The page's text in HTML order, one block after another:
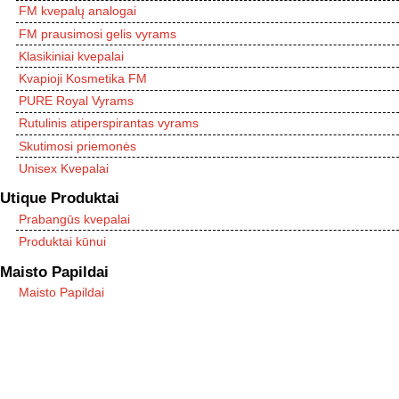
FM kvepalų analogai
FM prausimosi gelis vyrams
Klasikiniai kvepalai
Kvapioji Kosmetika FM
PURE Royal Vyrams
Rutulinis atiperspirantas vyrams
Skutimosi priemonės
Unisex Kvepalai
Utique Produktai
Prabangūs kvepalai
Produktai kūnui
Maisto Papildai
Maisto Papildai